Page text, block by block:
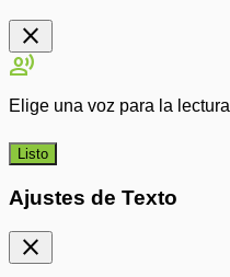
close
record_voice_over
Elige una voz para la lectura
Listo
Ajustes de Texto
close